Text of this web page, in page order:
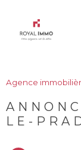
Agence
LE-